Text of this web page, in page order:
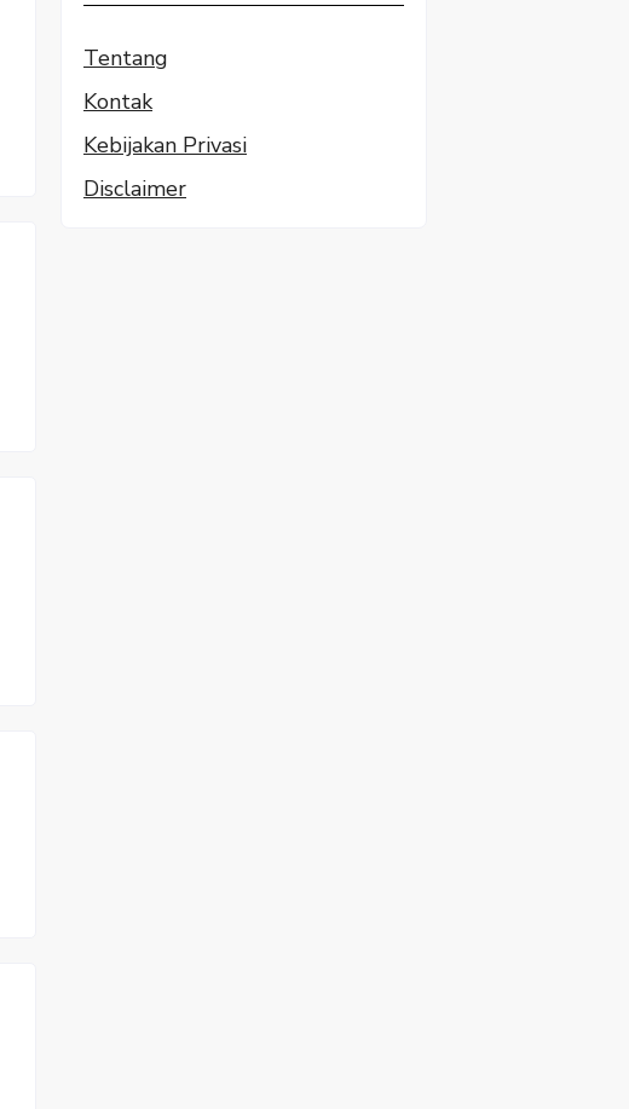
Tentang
Kontak
Kebijakan Privasi
Disclaimer